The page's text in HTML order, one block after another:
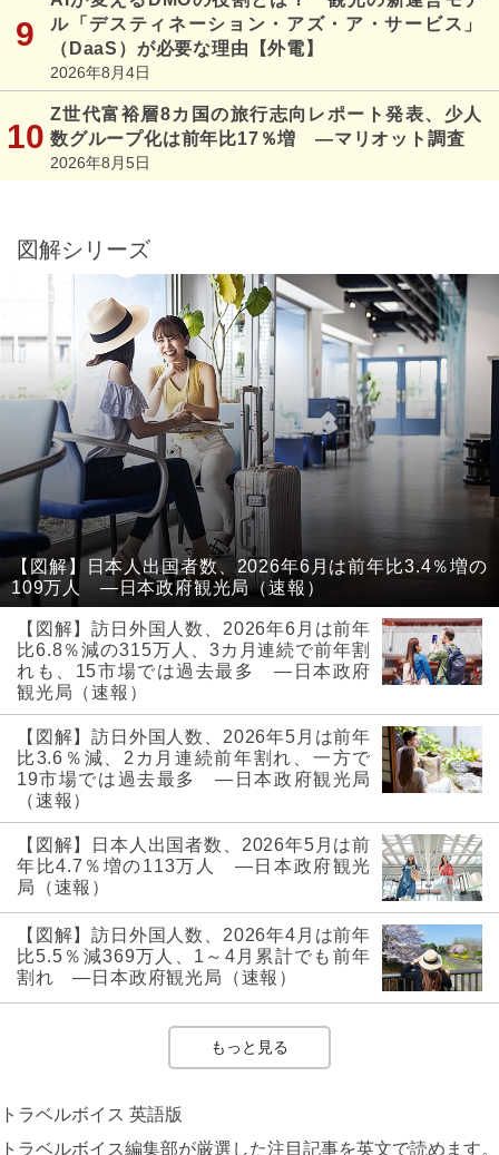
ル「デスティネーション・アズ・ア・サービス」
（DaaS）が必要な理由【外電】
2026年8月4日
Z世代富裕層8カ国の旅行志向レポート発表、少人
数グループ化は前年比17％増 ―マリオット調査
2026年8月5日
図解シリーズ
【図解】日本人出国者数、2026年6月は前年比3.4％増の
109万人 ―日本政府観光局（速報）
【図解】訪日外国人数、2026年6月は前年
比6.8％減の315万人、3カ月連続で前年割
れも、15市場では過去最多 ―日本政府
観光局（速報）
【図解】訪日外国人数、2026年5月は前年
比3.6％減、2カ月連続前年割れ、一方で
19市場では過去最多 ―日本政府観光局
（速報）
【図解】日本人出国者数、2026年5月は前
年比4.7％増の113万人 ―日本政府観光
局（速報）
【図解】訪日外国人数、2026年4月は前年
比5.5％減369万人、1～4月累計でも前年
割れ ―日本政府観光局（速報）
もっと見る
トラベルボイス 英語版
トラベルボイス編集部が厳選した注目記事を英文で読めます。